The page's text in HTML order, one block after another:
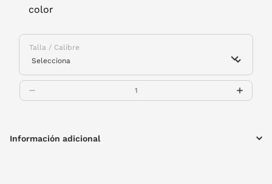
color
Talla / Calibre
Información adicional